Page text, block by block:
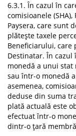
6.3.1. În cazul în
comisioanele
Paysera, care sunt
plătește taxele
Beneficiarului,
Destinatar. În
monedă a unui
sau într-o monedă
asemenea,
deduse din suma
plată actuală este
efectuat într-o
dintr-o țară